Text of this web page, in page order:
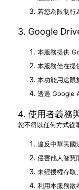
若您為限制行
3. Google
本服務提供
本服務僅在提
本功能用途限
透過 Google
4. 使用者義務
您不得以任何方式從
違反中華民國
侵害他人智慧
未經授權存取
利用本服務散